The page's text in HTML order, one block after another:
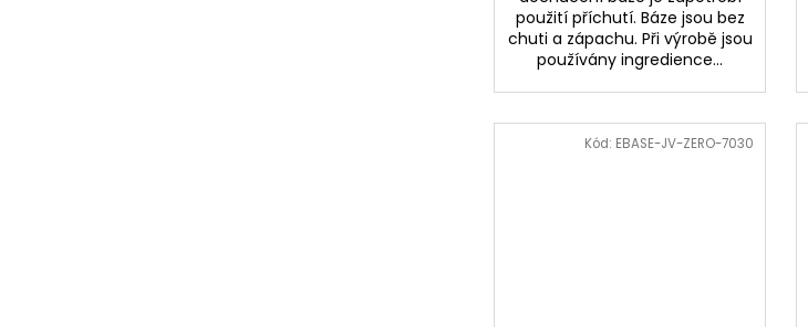
použití příchutí. Báze jsou bez
chuti a zápachu. Při výrobě jsou
používány ingredience...
Kód: EBASE-JV-ZERO-7030